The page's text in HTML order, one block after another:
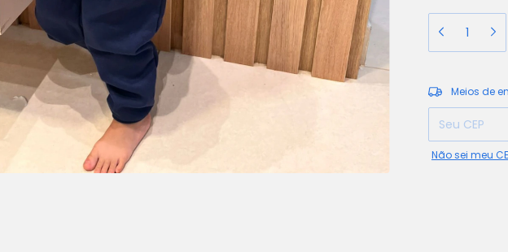
Entregas para o
Meios de
Não sei meu